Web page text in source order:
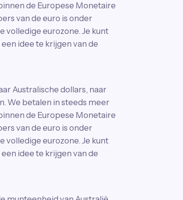
de Europese Monetaire
van de euro is onder
volledige eurozone. Je kunt
idee te krijgen van de
Australische dollars, naar
We betalen in steeds meer
de Europese Monetaire
van de euro is onder
volledige eurozone. Je kunt
idee te krijgen van de